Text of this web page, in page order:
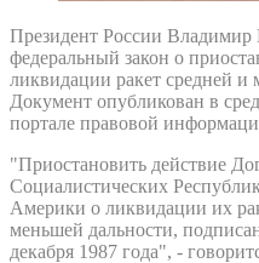
Президент России Владимир
федеральный закон о
ликвидации ракет средней
Документ опубликован в
портале правовой
"Приостановить действие
Социалистических
Америки о ликвидации их
меньшей дальности,
декабря 1987 года", -